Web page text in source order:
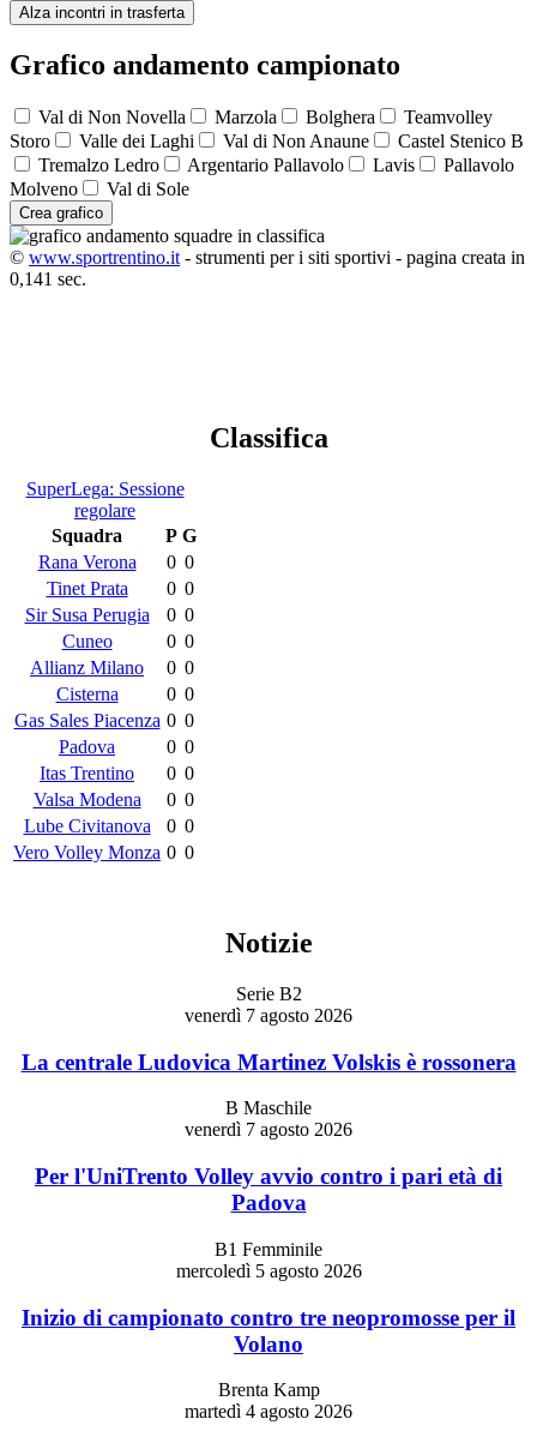
Alza incontri in trasferta
Grafico andamento campionato
Val di Non Novella Marzola Bolghera
Teamvolley
Storo
Valle dei Laghi Val di Non Anaune
Castel Stenico B
Tremalzo Ledro
Argentario Pallavolo Lavis
Pallavolo
Molveno
Val di Sole
Crea grafico
© www.sportrentino.it- strumenti per i siti sportivi - pagina creata in
0,141 sec.
Classifica
SuperLega: Sessione
regolare
Squadra
P G
Rana Verona
0 0
Tinet Prata
0 0
Sir Susa Perugia
0 0
Cuneo
0 0
Allianz Milano
0 0
Cisterna
0 0
Gas Sales Piacenza 0 0
Padova
0 0
Itas Trentino
0 0
Valsa Modena
0 0
Lube Civitanova
0 0
Vero Volley Monza 0 0
Notizie
Serie B2
venerdì 7 agosto 2026
La centrale Ludovica Martinez Volskis è rossonera
B Maschile
venerdì 7 agosto 2026
Per l'UniTrento Volley avvio contro i pari età di
Padova
B1 Femminile
mercoledì 5 agosto 2026
Inizio di campionato contro tre neopromosse per il
Volano
Brenta Kamp
martedì 4 agosto 2026